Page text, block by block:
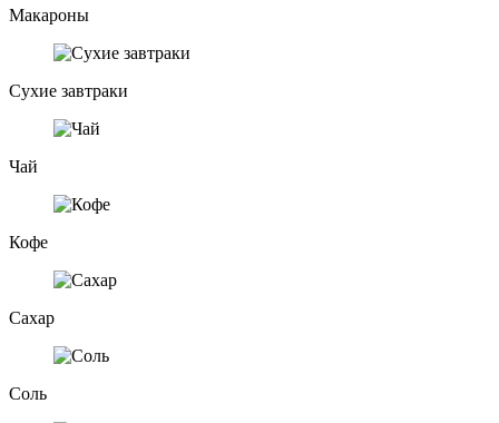
Макароны
Сухие завтраки
Чай
Кофе
Сахар
Соль